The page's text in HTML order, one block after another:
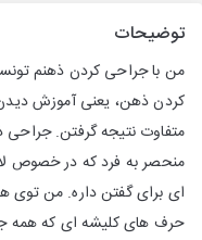
توضیحات
کردن ذهن، یعنی آموزش
متفاوت نتیجه گرفتن. جراحی
منحصر به فرد که در خصوص
ای برای گفتن داره. من
حرف های کلیشه ای که همه